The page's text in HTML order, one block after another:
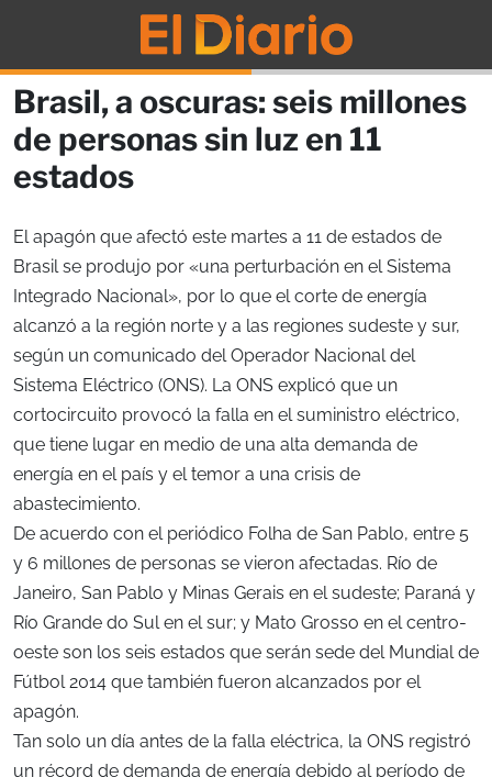
Brasil, a oscuras: seis millones
de personas sin luz en 11
estados
El apagón que afectó este martes a 11 de estados de
Brasil se produjo por «una perturbación en el Sistema
Integrado Nacional», por lo que el corte de energía
alcanzó a la región norte y a las regiones sudeste y sur,
según un comunicado del Operador Nacional del
Sistema Eléctrico (ONS). La ONS explicó que un
cortocircuito provocó la falla en el suministro eléctrico,
que tiene lugar en medio de una alta demanda de
energía en el país y el temor a una crisis de
abastecimiento.
De acuerdo con el periódico Folha de San Pablo, entre 5
y 6 millones de personas se vieron afectadas. Río de
Janeiro, San Pablo y Minas Gerais en el sudeste; Paraná y
Río Grande do Sul en el sur; y Mato Grosso en el centro-
oeste son los seis estados que serán sede del Mundial de
Fútbol 2014 que también fueron alcanzados por el
apagón.
Tan solo un día antes de la falla eléctrica, la ONS registró
un récord de demanda de energía debido al período de